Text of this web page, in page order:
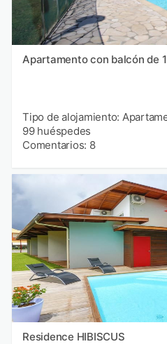
Apartamento con balcón de
Tipo de alojamiento:
99 huéspedes
Comentarios: 8
Residence HIBISCUS